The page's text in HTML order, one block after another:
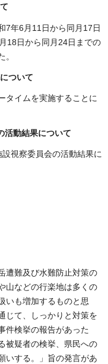
7年6月11日から同月17日
18日から同月24日までの
ついて
タイムを実施することに
活動結果について
視察委員会の活動結果に
遭難及び水難防止対策の
山などの行楽地は多くの
いも増加するものと思
じて、しっかりと対策を
件検挙の報告があった
被疑者の検挙、県民への
いする。」旨の発言があ